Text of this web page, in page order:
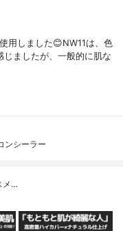
用しました😊NW11は、色
ましたが、一般的に肌な
ンシーラー
メ…